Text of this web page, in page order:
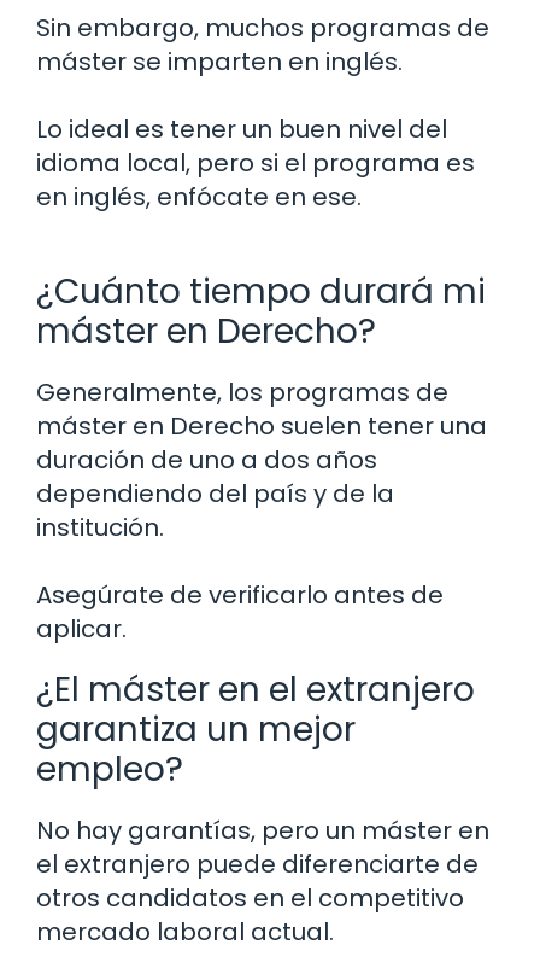
Sin embargo, muchos programas de
máster se imparten en inglés.
Lo ideal es tener un buen nivel del
idioma local, pero si el programa es
en inglés, enfócate en ese.
¿Cuánto tiempo durará mi
máster en Derecho?
Generalmente, los programas de
máster en Derecho suelen tener una
duración de uno a dos años
dependiendo del país y de la
institución.
Asegúrate de verificarlo antes de
aplicar.
¿El máster en el extranjero
garantiza un mejor
empleo?
No hay garantías, pero un máster en
el extranjero puede diferenciarte de
otros candidatos en el competitivo
mercado laboral actual.